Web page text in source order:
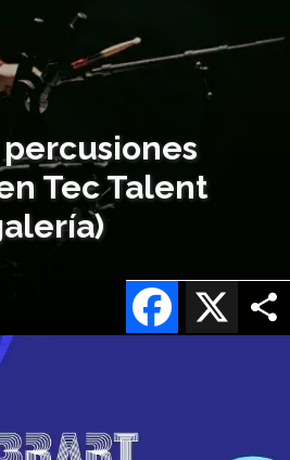
percusiones
Tec Talent
X
Facebook